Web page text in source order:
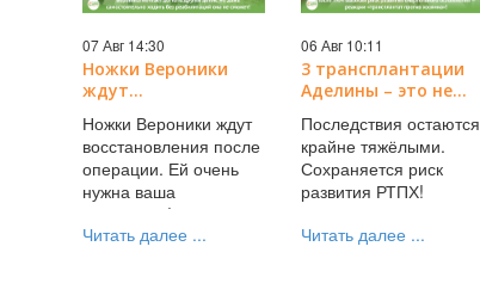
07 Авг 14:30
Ножки Вероники
ждут
после операции. Ей
очень нужна ваша
поддержка!
Ножки Вероники ждут
восстановления после
операции. Ей очень
нужна ваша
поддержка!
Читать далее ...
06 Авг 10:11
3 трансплантации
Аделины – это не
Впереди кроху ждёт
самое страшное!
Помогите!
Последствия остаются
крайне тяжёлыми.
Сохраняется риск
развития РТПХ!
Читать далее ...